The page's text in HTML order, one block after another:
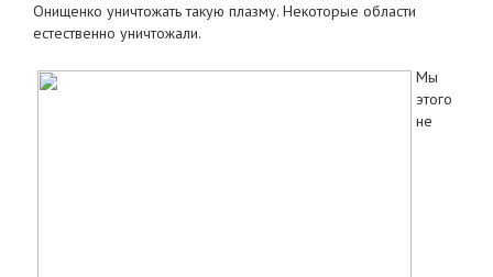
Онищенко уничтожать такую плазму. Некоторые области
естественно уничтожали.
Мы
этого
не